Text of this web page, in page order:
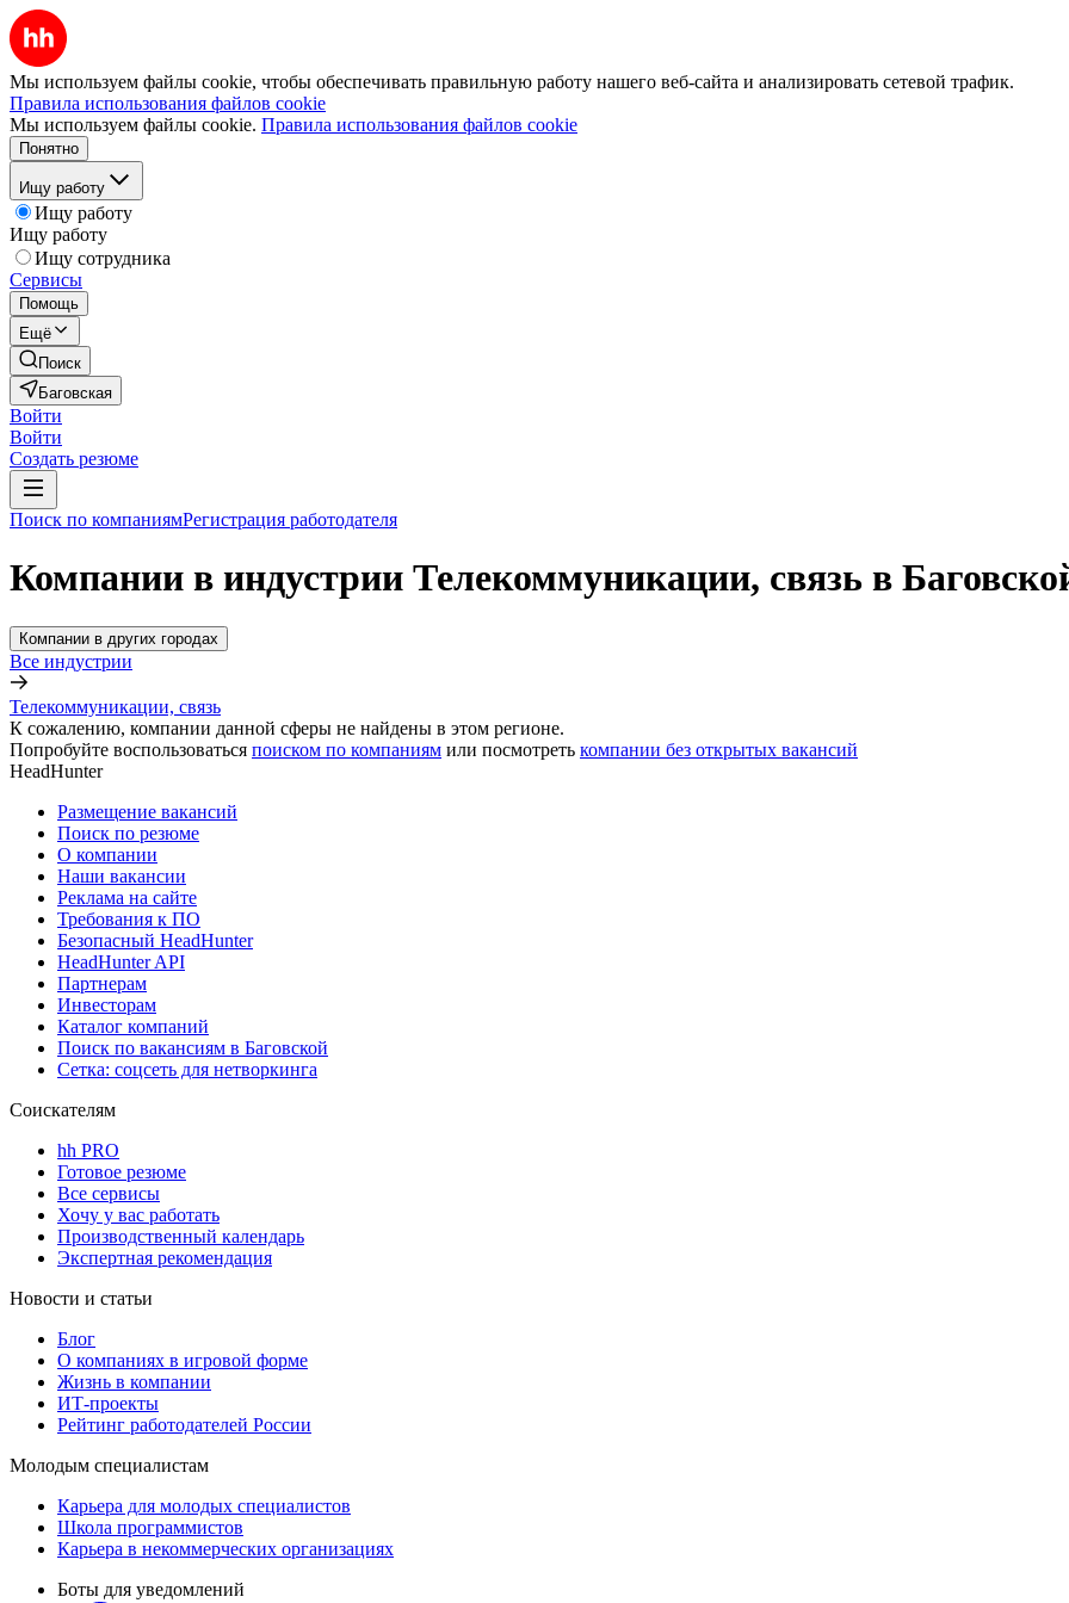
Мы используем файлы cookie, чтобы обеспечивать правильную работу нашего веб-сайта и анализировать сетевой трафик.
Правила использования файлов cookie
Мы используем файлы cookie. Правила использования файлов cookie
Понятно
Ищу работу
Ищу работу
Ищу работу
Ищу сотрудника
Сервисы
Помощь
Ещё
Поиск
Баговская
Войти
Войти
Создать резюме
Поиск по компаниямРегистрация работодателя
Компании в индустрии Телекоммуникации, связь в
Компании в других городах
Все индустрии
Телекоммуникации, связь
К сожалению, компании данной сферы не найдены в этом регионе.
Попробуйте воспользоваться поиском по компаниям или посмотреть компании без открытых вакансий
HeadHunter
Размещение вакансий
Поиск по резюме
О компании
Наши вакансии
Реклама на сайте
Требования к ПО
Безопасный HeadHunter
HeadHunter API
Партнерам
Инвесторам
Каталог компаний
Поиск по вакансиям в Баговской
Сетка: соцсеть для нетворкинга
Соискателям
hh PRO
Готовое резюме
Все сервисы
Хочу у вас работать
Производственный календарь
Экспертная рекомендация
Новости и статьи
Блог
О компаниях в игровой форме
Жизнь в компании
ИТ-проекты
Рейтинг работодателей России
Молодым специалистам
Карьера для молодых специалистов
Школа программистов
Карьера в некоммерческих организациях
Боты для уведомлений